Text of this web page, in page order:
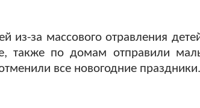
из-за массового отравления
также по домам отправили
все новогодние праздники.